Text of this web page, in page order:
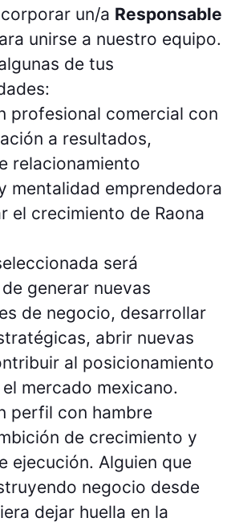
un/a Responsable
unirse a nuestro equipo.
de tus
profesional comercial con
a resultados,
relacionamiento
mentalidad emprendedora
el crecimiento de Raona
será
generar nuevas
de negocio, desarrollar
abrir nuevas
al posicionamiento
mercado mexicano.
perfil con hambre
de crecimiento y
ejecución. Alguien que
negocio desde
dejar huella en la